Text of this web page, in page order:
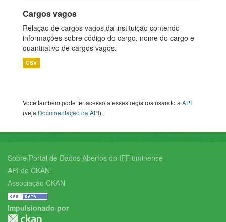
Cargos vagos
Relação de cargos vagos da instituição contendo
informações sobre código do cargo, nome do cargo e
quantitativo de cargos vagos.
CSV
Você também pode ter acesso a esses registros usando aAPI
(veja Documentação da API).
Sobre Portal de Dados Abertos do IFFluminense
API do CKAN
Associação CKAN
Impulsionado por